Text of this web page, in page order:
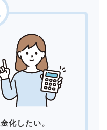
化したい。